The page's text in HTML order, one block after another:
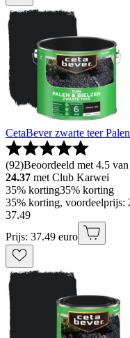
CetaBever zwarte teer
(92)Beoordeeld met 4.5
24.37 met Club Karwei
35% korting35% korting
35% korting, voordeelprijs:
37.49
Prijs: 37.49 euro